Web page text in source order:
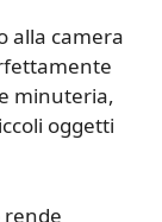
alla camera
minuteria,
oggetti
rende